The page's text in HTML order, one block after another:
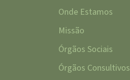
Onde Estamos
Missão
Órgãos Sociais
Órgãos Consultivos